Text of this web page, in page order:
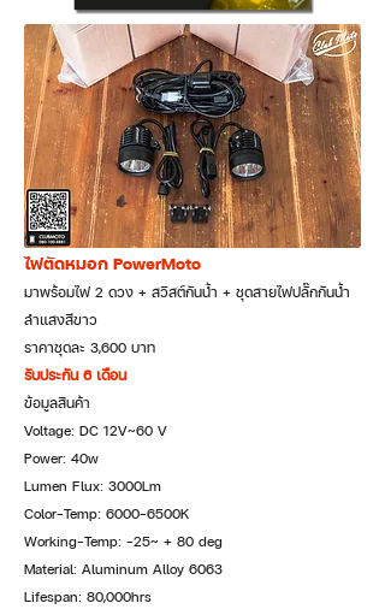
ไฟตัดหมอก PowerMoto
มาพร้อมไฟ 2 ดวง + สวิสต์กันน้ำ + ชุดสายไฟปลั๊กกันน้ำ
ลำแสงสีขาว
ราคาชุดละ 3,600 บาท
รับประกัน 6 เดือน
ข้อมูลสินค้า
Voltage: DC 12V~60 V
Power: 40w
Lumen Flux: 3000Lm
Color-Temp: 6000-6500K
Working-Temp: -25~ + 80 deg
Material: Aluminum Alloy 6063
Lifespan: 80,000hrs